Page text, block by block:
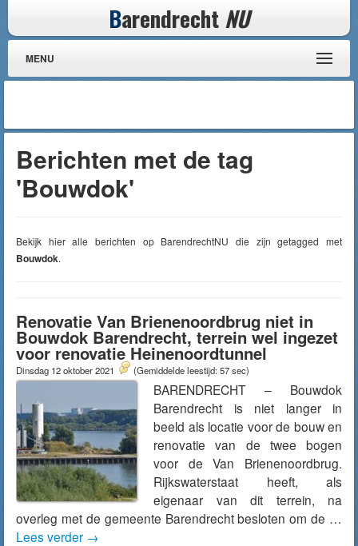
Barendrecht NU
MENU
Berichten met de tag
'Bouwdok'
Bekijk hier alle berichten op BarendrechtNU die zijn getagged met
Bouwdok.
Renovatie Van Brienenoordbrug niet in
Bouwdok Barendrecht, terrein wel ingezet
voor renovatie Heinenoordtunnel
Dinsdag 12 oktober 2021 (Gemiddelde leestijd: 57 sec)
BARENDRECHT – Bouwdok
Barendrecht is niet langer in
beeld als locatie voor de bouw en
renovatie van de twee bogen
voor de Van Brienenoordbrug.
Rijkswaterstaat heeft, als
eigenaar van dit terrein, na
overleg met de gemeente Barendrecht besloten om de …
Lees verder →